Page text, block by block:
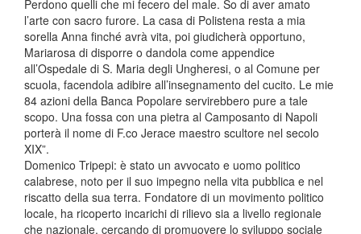
Perdono quelli che mi fecero del male. So di aver amato
l’arte con sacro furore. La casa di Polistena resta a mia
sorella Anna finché avrà vita, poi giudicherà opportuno,
Mariarosa di disporre o dandola come appendice
all’Ospedale di S. Maria degli Ungheresi, o al Comune per
scuola, facendola adibire all’insegnamento del cucito. Le mie
84 azioni della Banca Popolare servirebbero pure a tale
scopo. Una fossa con una pietra al Camposanto di Napoli
porterà il nome di F.co Jerace maestro scultore nel secolo
XIX”.
Domenico Tripepi: è stato un avvocato e uomo politico
calabrese, noto per il suo impegno nella vita pubblica e nel
riscatto della sua terra. Fondatore di un movimento politico
locale, ha ricoperto incarichi di rilievo sia a livello regionale
che nazionale, cercando di promuovere lo sviluppo sociale